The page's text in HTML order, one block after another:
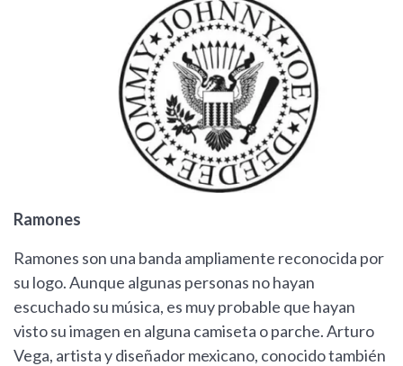
Ramones
Ramones son una banda ampliamente reconocida por
su logo. Aunque algunas personas no hayan
escuchado su música, es muy probable que hayan
visto su imagen en alguna camiseta o parche. Arturo
Vega, artista y diseñador mexicano, conocido también